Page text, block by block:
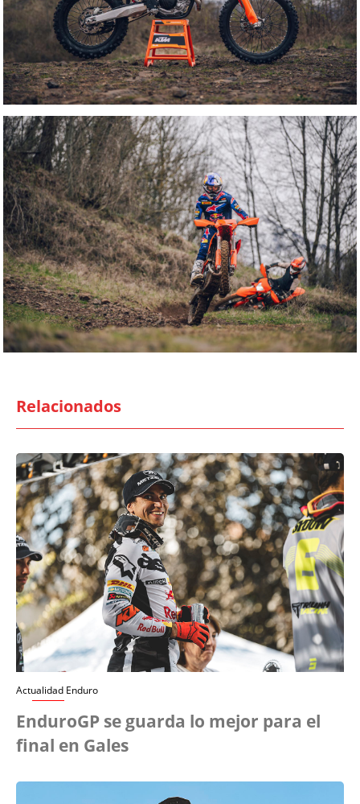
Relacionados
Actualidad Enduro
EnduroGP se guarda lo mejor para el
final en Gales